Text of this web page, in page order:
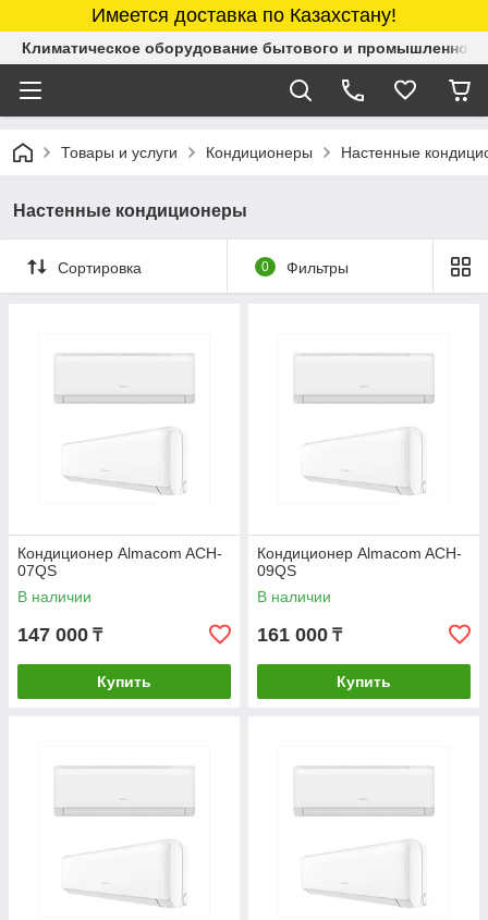
Имеется доставка по Казахстану!
Климатическое оборудование бытового и промышленного
Товары и услуги Кондиционеры Настенные
Настенные кондиционеры
Сортировка 0 Фильтры
Кондиционер Almacom ACH-
07QS
В наличии
147 000 ₸
Купить
Кондиционер Almacom ACH-
09QS
В наличии
161 000 ₸
Купить